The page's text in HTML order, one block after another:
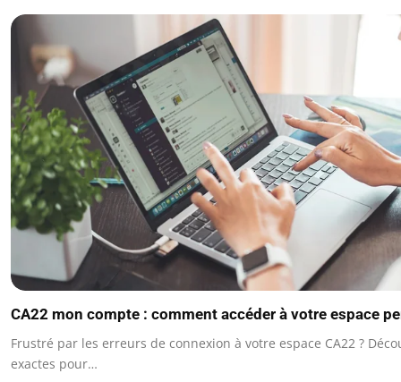
CA22 mon compte : comment accéder à votre espace
Frustré par les erreurs de connexion à votre espace CA22 ?
exactes pour…